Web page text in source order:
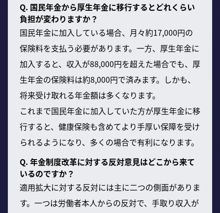
Q. 国民年金から厚生年金に移行するとどれくらい
負担が変わりますか？
国民年金に加入している場合、月々約17,000円の
保険料を支払う必要があります。一方、厚生年金に
加入すると、収入が88,000円を超えた場合でも、厚
生年金の保険料は約8,000円で済みます。しかも、
将来受け取れる年金額は多くなります。
これまで国民年金に加入していた方が厚生年金に移
行すると、健康保険も含めてより手厚い保障を受け
られるようになり、多くの場合で有利になります。
Q. 年金制度改革に対する反対意見はどこから来て
いるのですか？
適用拡大に対する反対には主に二つの側面がありま
す。一つは労働者本人からの反対で、手取り収入が